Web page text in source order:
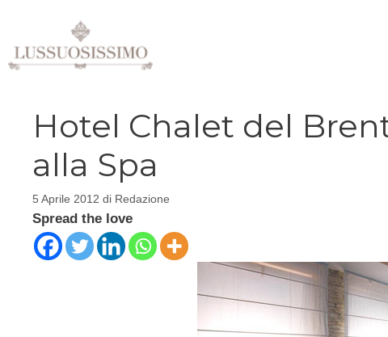
contenuto
Hotel Chalet del
alla Spa
5 Aprile 2012 di Redazione
Spread the love